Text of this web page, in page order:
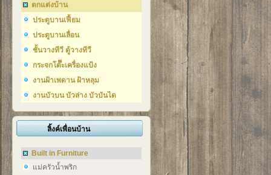
ตกแต่งบ้าน
ประตูบานเฟี้ยม
ประตูบานเลื่อน
ชั้นวางทีวี ตู้วางทีวี
กระจกโต๊๊ะเครื่องแป้ง
งานฝ้าเพดาน ฝ้าหลุม
งานบัวบน บัวล่าง บัวบันได
ลิ้งค์เพื่อนบ้าน
Built in Furniture
แม่ครัวน้ำพริก